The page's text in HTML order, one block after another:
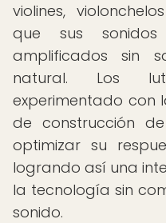
violines,
que sus
amplificados sin
natural. Los
experimentado con
de construcción
optimizar su
logrando así una
la tecnología sin
sonido.